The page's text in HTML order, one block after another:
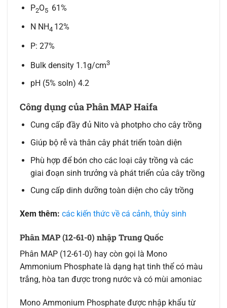
P2O5 61%
N NH4 12%
P: 27%
Bulk density 1.1g/cm3
pH (5% soln) 4.2
Công dụng của Phân MAP Haifa
Cung cấp đầy đủ Nito và photpho cho cây trồng
Giúp bộ rễ và thân cây phát triển toàn diện
Phù hợp để bón cho các loại cây trồng và các
giai đoạn sinh trưởng và phát triển của cây trồng
Cung cấp dinh dưỡng toàn diện cho cây trồng
Xem thêm: các kiến thức về cá cảnh, thủy sinh
Phân MAP (12-61-0) nhập Trung Quốc
Phân MAP (12-61-0) hay còn gọi là Mono
Ammonium Phosphate là dạng hạt tinh thể có màu
trắng, hòa tan được trong nước và có mùi amoniac
Mono Ammonium Phosphate được nhập khẩu từ